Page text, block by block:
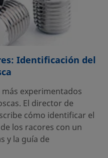
Identificación del
experimentados
El director de
cómo identificar el
los racores con un
y la guía de